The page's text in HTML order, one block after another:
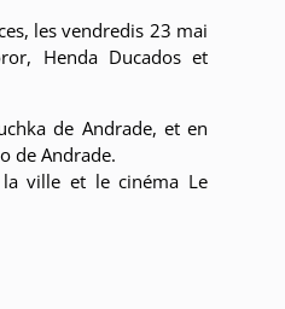
les vendredis 23 mai
Henda Ducados et
de Andrade, et en
de Andrade.
la ville et le cinéma Le